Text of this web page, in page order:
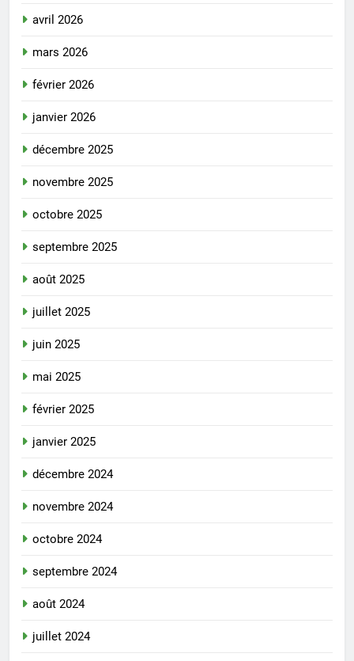
avril 2026
mars 2026
février 2026
janvier 2026
décembre 2025
novembre 2025
octobre 2025
septembre 2025
août 2025
juillet 2025
juin 2025
mai 2025
février 2025
janvier 2025
décembre 2024
novembre 2024
octobre 2024
septembre 2024
août 2024
juillet 2024